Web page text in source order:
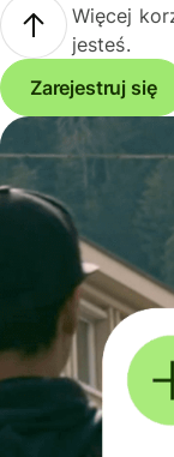
Więcej
jesteś.
Zarejestruj się